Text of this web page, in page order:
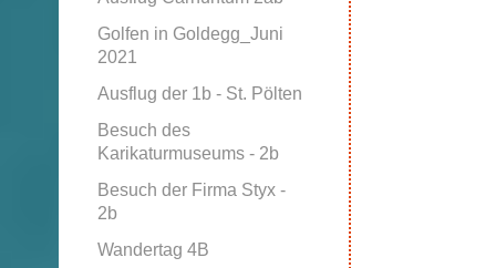
Golfen in Goldegg_Juni
2021
Ausflug der 1b - St. Pölten
Besuch des
Karikaturmuseums - 2b
Besuch der Firma Styx -
2b
Wandertag 4B